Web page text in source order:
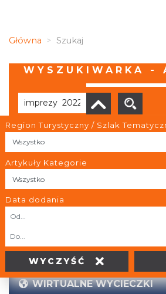
Główna Szukaj
WYSZUKIWARKA -
Region Turystyczny / Szlak
Artykuły Kategorie
Data dodania
WYCZYŚĆ
Brak
TRASY
WIRTUALNE WYCIECZKI